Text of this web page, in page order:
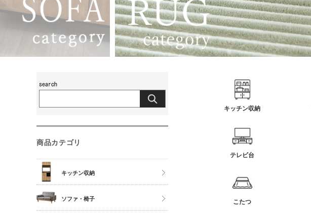
キッチン収納
テレビ台
こたつ
商品カテゴリ
キッチン収納
食器棚
レンジ台
ソファ・椅子